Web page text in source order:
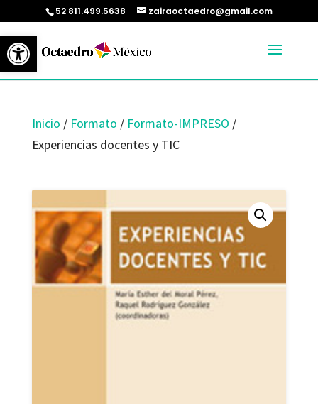
Abrir barra de herramientas
52 811.499.5638 zairaoctaedro@gmail.com
Inicio / Formato / Formato-IMPRESO /
Experiencias docentes y TIC